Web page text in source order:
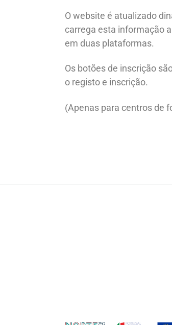
O website é atualizado
carrega esta informação
em duas plataformas.
Os botões de inscrição
o registo e inscrição.
(Apenas para centros de